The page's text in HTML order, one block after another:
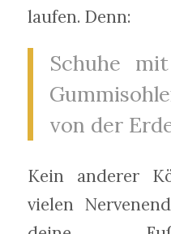
laufen. Denn:
Schuhe
von der
Kein anderer
vielen